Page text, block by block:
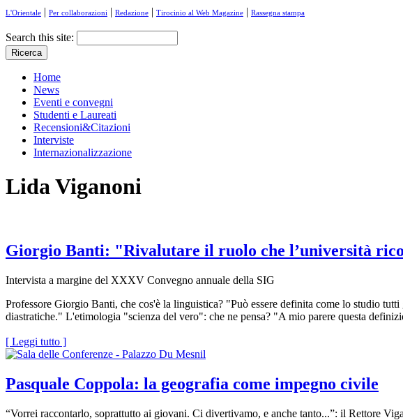
L'Orientale | Per collaborazioni | Redazione | Tirocinio al Web Magazine | Rassegna stampa
Search this site:
Home
News
Eventi e convegni
Studenti e Laureati
Recensioni&Citazioni
Interviste
Internazionalizzazione
Lida Viganoni
Giorgio Banti: "Rivalutare il ruolo che l’università
Intervista a margine del XXXV Convegno annuale della SIG
Professore Giorgio Banti, che cos'è la linguistica? "Può essere definita come lo studio
diastratiche." L'etimologia "scienza del vero": che ne pensa? "A mio parere questa
[ Leggi tutto ]
Pasquale Coppola: la geografia come impegno civile
“Vorrei raccontarlo, soprattutto ai giovani. Ci divertivamo, e anche tanto...”: il Rettore